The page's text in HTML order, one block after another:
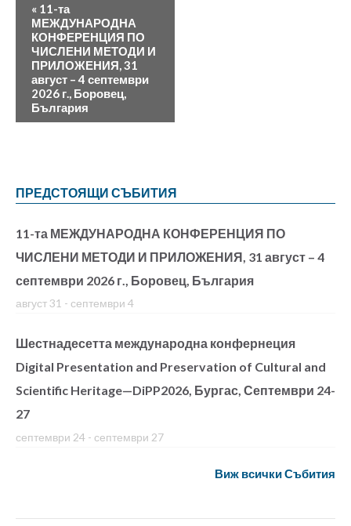
« 11-та
МЕЖДУНАРОДНА
КОНФЕРЕНЦИЯ ПО
ЧИСЛЕНИ МЕТОДИ И
ПРИЛОЖЕНИЯ, 31
август – 4 септември
2026 г., Боровец,
България
ПРЕДСТОЯЩИ СЪБИТИЯ
11-та МЕЖДУНАРОДНА КОНФЕРЕНЦИЯ ПО
ЧИСЛЕНИ МЕТОДИ И ПРИЛОЖЕНИЯ, 31 август – 4
септември 2026 г., Боровец, България
август 31 - септември 4
Шестнадесетта международна конфернеция
Digital Presentation and Preservation of Cultural and
Scientific Heritage—DiPP2026, Бургас, Септември 24-
27
септември 24 - септември 27
Виж всички Събития